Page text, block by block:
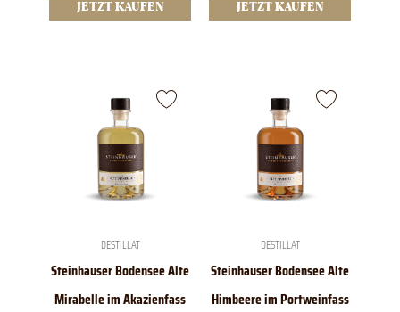
JETZT KAUFEN JETZT KAUFEN
DESTILLAT
Steinhauser Bodensee Alte
Mirabelle im Akazienfass
DESTILLAT
Steinhauser Bodensee Alte
Himbeere im Portweinfass